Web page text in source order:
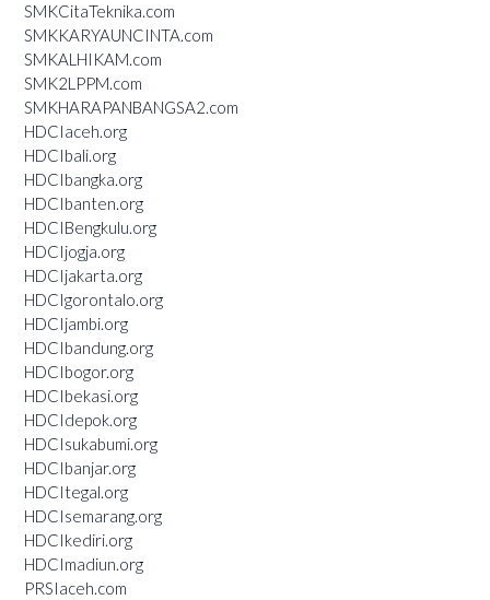
SMKCitaTeknika.com
SMKKARYAUNCINTA.com
SMKALHIKAM.com
SMK2LPPM.com
SMKHARAPANBANGSA2.com
HDCIaceh.org
HDCIbali.org
HDCIbangka.org
HDCIbanten.org
HDCIBengkulu.org
HDCIjogja.org
HDCIjakarta.org
HDCIgorontalo.org
HDCIjambi.org
HDCIbandung.org
HDCIbogor.org
HDCIbekasi.org
HDCIdepok.org
HDCIsukabumi.org
HDCIbanjar.org
HDCItegal.org
HDCIsemarang.org
HDCIkediri.org
HDCImadiun.org
PRSIaceh.com